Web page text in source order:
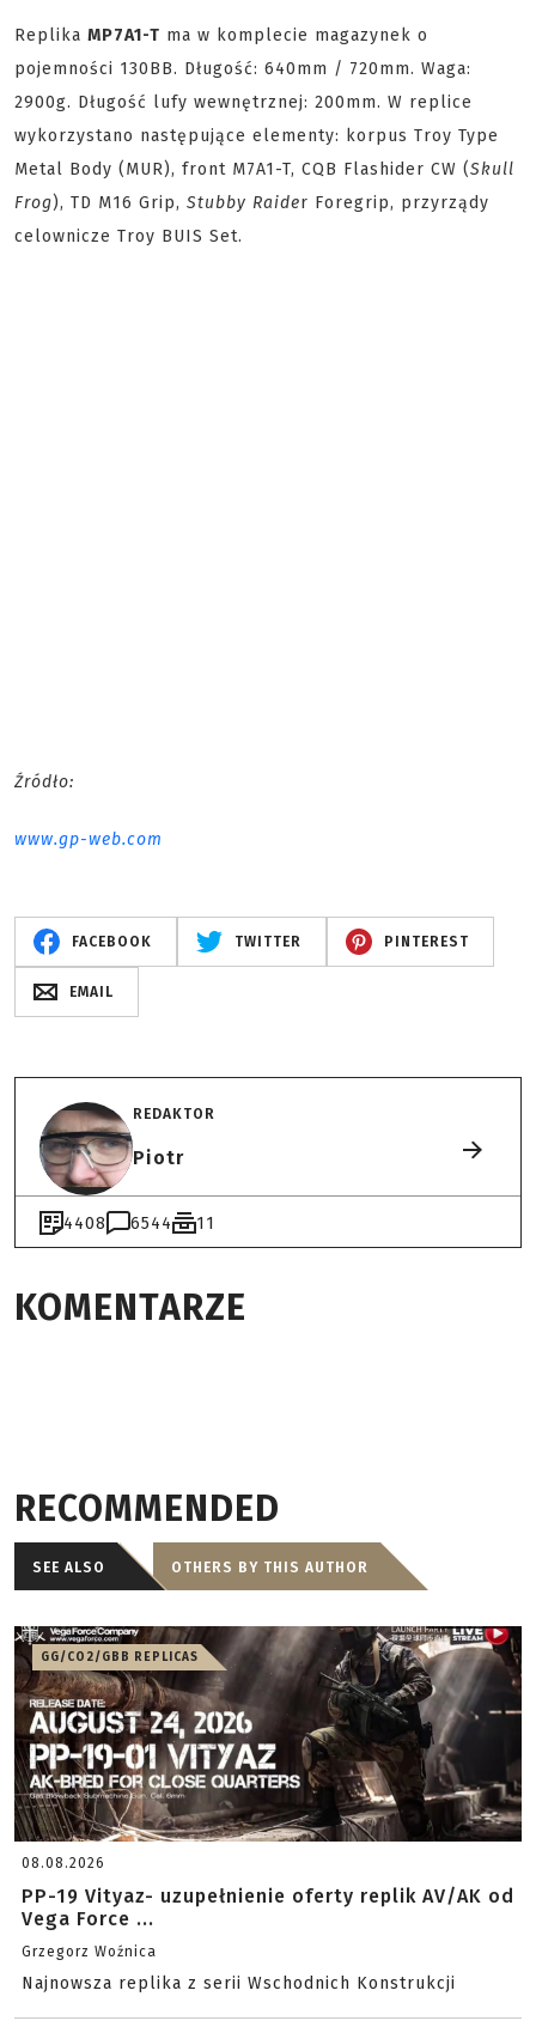
Replika MP7A1-T ma w komplecie magazynek o
pojemności 130BB. Długość: 640mm / 720mm. Waga:
2900g. Długość lufy wewnętrznej: 200mm. W replice
wykorzystano następujące elementy: korpus Troy Type
Metal Body (MUR), front M7A1-T, CQB Flashider CW (Skull
Frog), TD M16 Grip, Stubby Raider Foregrip, przyrządy
celownicze Troy BUIS Set.
Źródło:
www.gp-web.com
FACEBOOK TWITTER PINTEREST
EMAIL
REDAKTOR
Piotr
4408 6544 11
KOMENTARZE
RECOMMENDED
SEE ALSO OTHERS BY THIS AUTHOR
GG/CO2/GBB REPLICAS
08.08.2026
PP-19 Vityaz- uzupełnienie oferty replik AV/AK od
Vega Force ...
Grzegorz Woźnica
Najnowsza replika z serii Wschodnich Konstrukcji